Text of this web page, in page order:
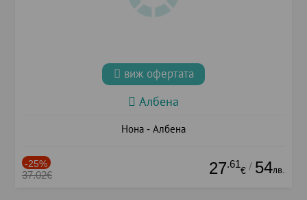
виж офертата
Албена
Нона - Албена
-25%
37.02€ 27.61
€ / 54лв.